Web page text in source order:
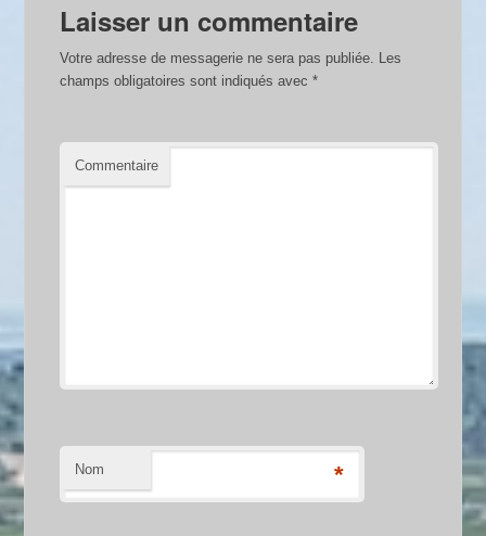
Laisser un commentaire
Votre adresse de messagerie ne sera pas publiée. Les
champs obligatoires sont indiqués avec*
Commentaire
Nom *